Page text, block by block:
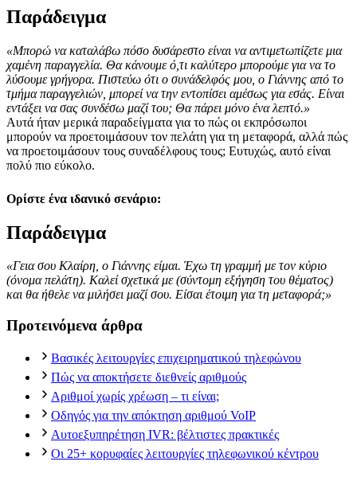
Παράδειγμα
«Μπορώ να καταλάβω πόσο δυσάρεστο είναι να αντιμετωπίζετε μια
χαμένη παραγγελία. Θα κάνουμε ό,τι καλύτερο μπορούμε για να το
λύσουμε γρήγορα. Πιστεύω ότι ο συνάδελφός μου, ο Γιάννης από το
τμήμα παραγγελιών, μπορεί να την εντοπίσει αμέσως για εσάς. Είναι
εντάξει να σας συνδέσω μαζί του; Θα πάρει μόνο ένα λεπτό.»
Αυτά ήταν μερικά παραδείγματα για το πώς οι εκπρόσωποι
μπορούν να προετοιμάσουν τον πελάτη για τη μεταφορά, αλλά πώς
να προετοιμάσουν τους συναδέλφους τους; Ευτυχώς, αυτό είναι
πολύ πιο εύκολο.
Ορίστε ένα ιδανικό σενάριο:
Παράδειγμα
«Γεια σου Κλαίρη, ο Γιάννης είμαι. Έχω τη γραμμή με τον κύριο
(όνομα πελάτη). Καλεί σχετικά με (σύντομη εξήγηση του θέματος)
και θα ήθελε να μιλήσει μαζί σου. Είσαι έτοιμη για τη μεταφορά;»
Προτεινόμενα άρθρα
Βασικές λειτουργίες επιχειρηματικού τηλεφώνου
Πώς να αποκτήσετε διεθνείς αριθμούς
Αριθμοί χωρίς χρέωση – τι είναι;
Οδηγός για την απόκτηση αριθμού VoIP
Αυτοεξυπηρέτηση IVR: βέλτιστες πρακτικές
Οι 25+ κορυφαίες λειτουργίες τηλεφωνικού κέντρου